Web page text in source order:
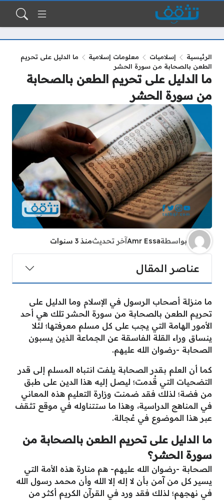
الرئيسية إسلاميات معلومات إسلامية
ما الدليل على تحريم
الطعن بالصحابة من سورة الحشر
ما الدليل على تحريم الطعن بالصحابة
من سورة الحشر
بواسطةAmr Essaآخر تحديثمنذ 3 سنوات
عناصر المقال
ما منزلة أصحاب الرسول في الإسلام وما الدليل على
تحريم الطعن بالصحابة من سورة الحشر تلك هي أحد
الأمور الهامة التي يجب على كل مسلم معرفتها؛ لئلا
ينساق وراء القلة الفاسقة عن الجماعة الذين يسبون
الصحابة -رضوان الله عليهم.
كما أن العلم بقدر الصحابة يلفت انتباه المسلم إلى قدر
التضحيات التي قُدمت؛ ليصل إليه هذا الدين على طبق
من فضة؛ لذلك فقد ضمنت وزارة التعليم هذه المعاني
في المناهج الدراسية، وهذا ما ستتناوله في موقع تثقف
عبر هذا الموضوع في عُجالة.
ما الدليل على تحريم الطعن بالصحابة من
سورة الحشر؟
الصحابة -رضوان الله عليهم- هم منارة هذه الأمة التي
يسير كل من آمن بأن لا إله إلا الله وأن محمد رسول الله
في نهجهم؛ لذلك فقد ورد في القرآن الكريم أكثر من